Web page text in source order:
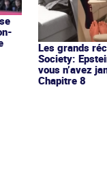
Les grands
Society:
vous n’avez
Chapitre 8